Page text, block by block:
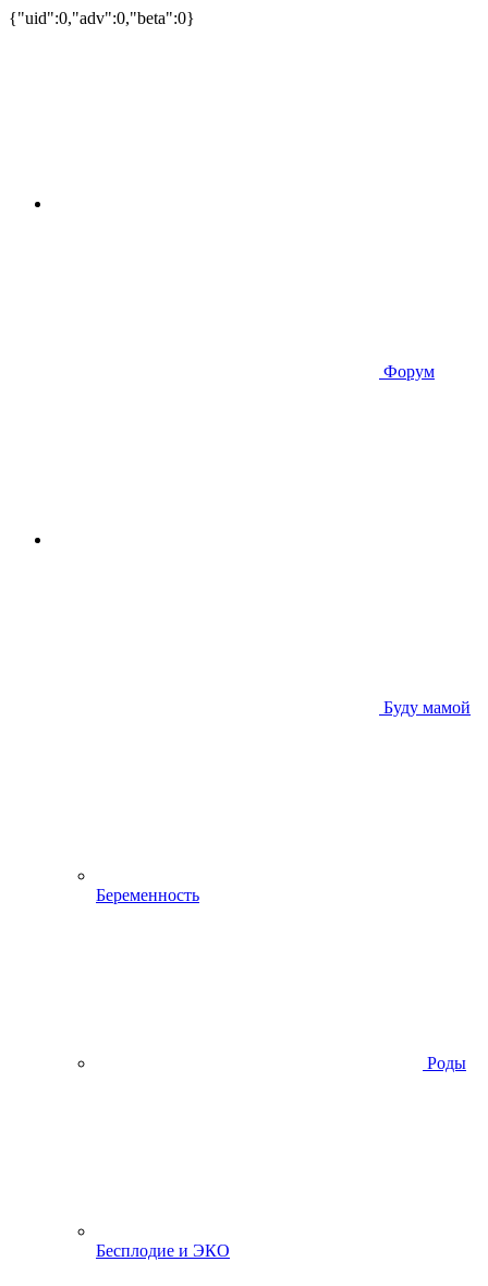
{"uid":0,"adv":0,"beta":0}
Форум
Буду мамой
Беременность
Роды
Бесплодие и ЭКО